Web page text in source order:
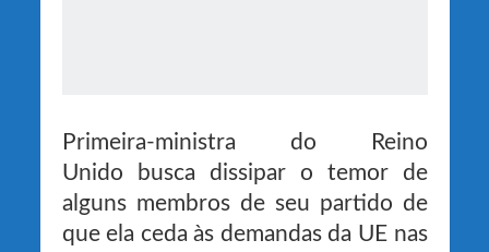
Primeira-ministra do Reino
Unido busca dissipar o temor de
alguns membros de seu partido de
que ela ceda às demandas da UE nas